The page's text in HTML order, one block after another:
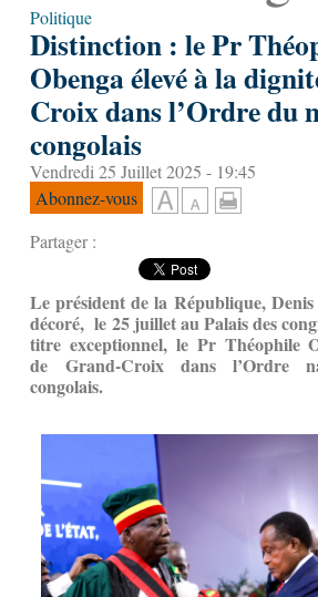
Politique
Distinction : le Pr
Obenga élevé à la
Croix dans l’Ordre du
congolais
Vendredi 25 Juillet 2025 - 19:45
Abonnez-vous
Partager :
Le président de la République, Denis
décoré, le 25 juillet au Palais des
titre exceptionnel, le Pr Théophile
de Grand-Croix dans l’Ordre
congolais.